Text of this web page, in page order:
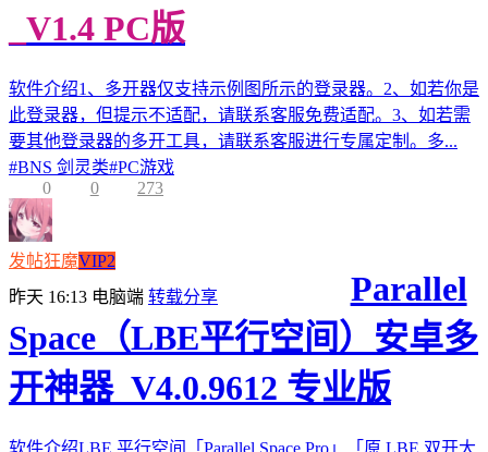
_V1.4 PC版
软件介绍1、多开器仅支持示例图所示的登录器。2、如若你是
此登录器，但提示不适配，请联系客服免费适配。3、如若需
要其他登录器的多开工具，请联系客服进行专属定制。多...
#BNS 剑灵类#PC游戏
0
0 273
发帖狂魔VIP2
昨天 16:13 电脑端 转载分享
Parallel
Space（LBE平行空间）安卓多
开神器_V4.0.9612 专业版
软件介绍LBE 平行空间「Parallel Space Pro」「原 LBE 双开大